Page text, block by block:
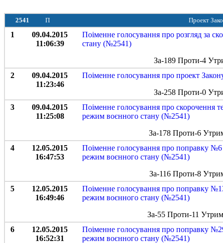
2541 П Проект
1
09.04.2015
11:06:39
Поіменне голосування про розгляд за
стану (№2541)
За-189 Проти-4
2
09.04.2015
11:23:46
Поіменне голосування про проект
За-258 Проти-0
3
09.04.2015
11:25:08
Поіменне голосування про скорочення
режим воєнного стану (№2541)
За-178 Проти-6
4
12.05.2015
16:47:53
Поіменне голосування про поправку
режим воєнного стану (№2541)
За-116 Проти-8
5
12.05.2015
16:49:46
Поіменне голосування про поправку
режим воєнного стану (№2541)
За-55 Проти-11
6
12.05.2015
16:52:31
Поіменне голосування про поправку
режим воєнного стану (№2541)